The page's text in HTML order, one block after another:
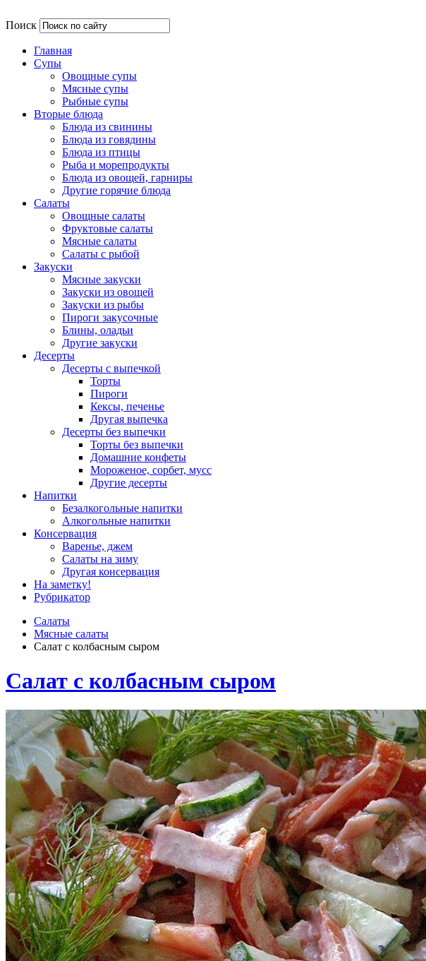
Поиск
Главная
Супы
Овощные супы
Мясные супы
Рыбные супы
Вторые блюда
Блюда из свинины
Блюда из говядины
Блюда из птицы
Рыба и морепродукты
Блюда из овощей, гарниры
Другие горячие блюда
Салаты
Овощные салаты
Фруктовые салаты
Мясные салаты
Салаты с рыбой
Закуски
Мясные закуски
Закуски из овощей
Закуски из рыбы
Пироги закусочные
Блины, оладьи
Другие закуски
Десерты
Десерты с выпечкой
Торты
Пироги
Кексы, печенье
Другая выпечка
Десерты без выпечки
Торты без выпечки
Домашние конфеты
Мороженое, сорбет, мусс
Другие десерты
Напитки
Безалкогольные напитки
Алкогольные напитки
Консервация
Варенье, джем
Салаты на зиму
Другая консервация
На заметку!
Рубрикатор
Салаты
Мясные салаты
Салат с колбасным сыром
Салат с колбасным сыром